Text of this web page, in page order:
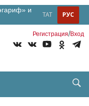
и
РУС
ТАТ
Регистрация/Вход